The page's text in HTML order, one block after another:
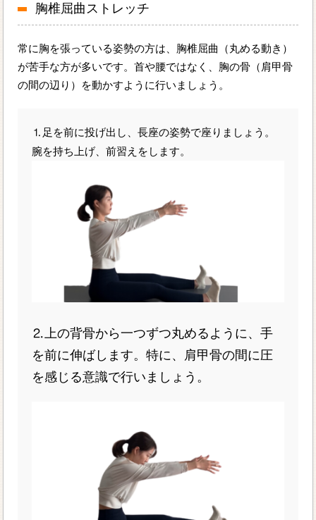
胸椎屈曲ストレッチ
常に胸を張っている姿勢の方は、胸椎屈曲（丸める動き）
が苦手な方が多いです。首や腰ではなく、胸の骨（肩甲骨
の間の辺り）を動かすように行いましょう。
⒈足を前に投げ出し、長座の姿勢で座りましょう。
腕を持ち上げ、前習えをします。
⒉上の背骨から一つずつ丸めるように、手
を前に伸ばします。特に、肩甲骨の間に圧
を感じる意識で行いましょう。